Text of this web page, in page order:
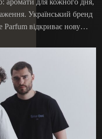
аромати для кожного дня,
Український бренд
Parfum відкриває нову…